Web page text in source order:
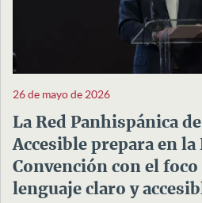
26 de mayo de 2026
La Red Panhispánica
Accesible prepara en la
Convención con el foco
lenguaje claro y